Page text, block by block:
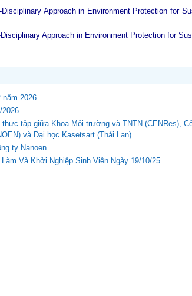
Approach in Environment Protection for
Approach in Environment Protection for
năm 2026
2026
tập giữa Khoa Môi trường và TNTN (CENRes),
và Đại học Kasetsart (Thái Lan)
ty Nanoen
Và Khởi Nghiệp Sinh Viên Ngày 19/10/25